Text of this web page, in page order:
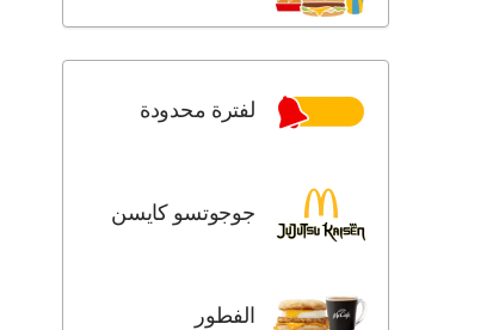
لفترة محدودة
جوجوتسو كايسن
الفطور